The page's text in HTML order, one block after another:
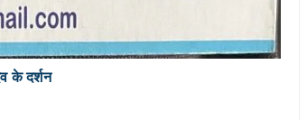
के दर्शन